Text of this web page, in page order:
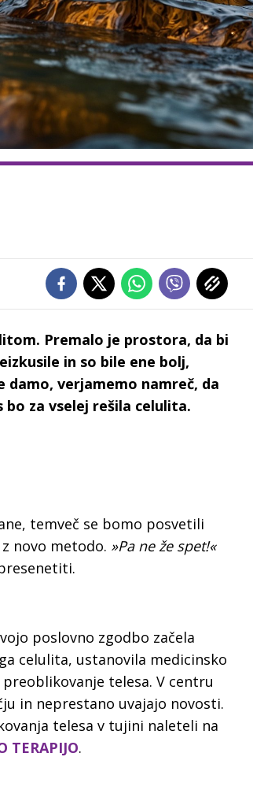
Premalo je prostora, da bi
in so bile ene bolj,
damo, verjamemo namreč, da
za vselej rešila celulita.
temveč se bomo posvetili
novo metodo. »Pa ne že spet!«
poslovno zgodbo začela
celulita, ustanovila medicinsko
telesa. V centru
in neprestano uvajajo novosti.
telesa v tujini naleteli na
TERAPIJO.